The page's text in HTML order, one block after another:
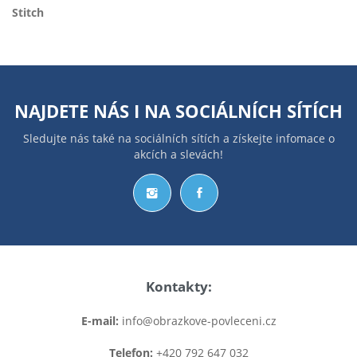
Stitch
NAJDETE NÁS I NA SOCIÁLNÍCH SÍTÍCH
Sledujte nás také na sociálních sítích a získejte infomace o
akcích a slevách!
Kontakty:
E-mail: info@obrazkove-povleceni.cz
Telefon: +420 792 647 032